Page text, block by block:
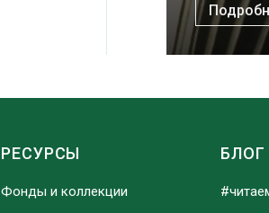
РЕСУРСЫ
Фонды и коллекции
БЛОГ